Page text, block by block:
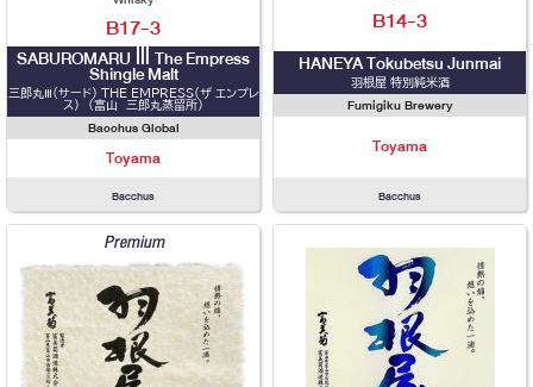
B17-3
SABUROMARU Ⅲ The Empress
Shingle Malt
三郎丸Ⅲ（サード） THE EMPRESS（ザ エンプレ
ス） （富山 三郎丸蒸留所）
Bacchus Global
Toyama
Bacchus
B14-3
HANEYA Tokubetsu Junmai
羽根屋 特別純米酒
Fumigiku Brewery
Toyama
Bacchus
Premium